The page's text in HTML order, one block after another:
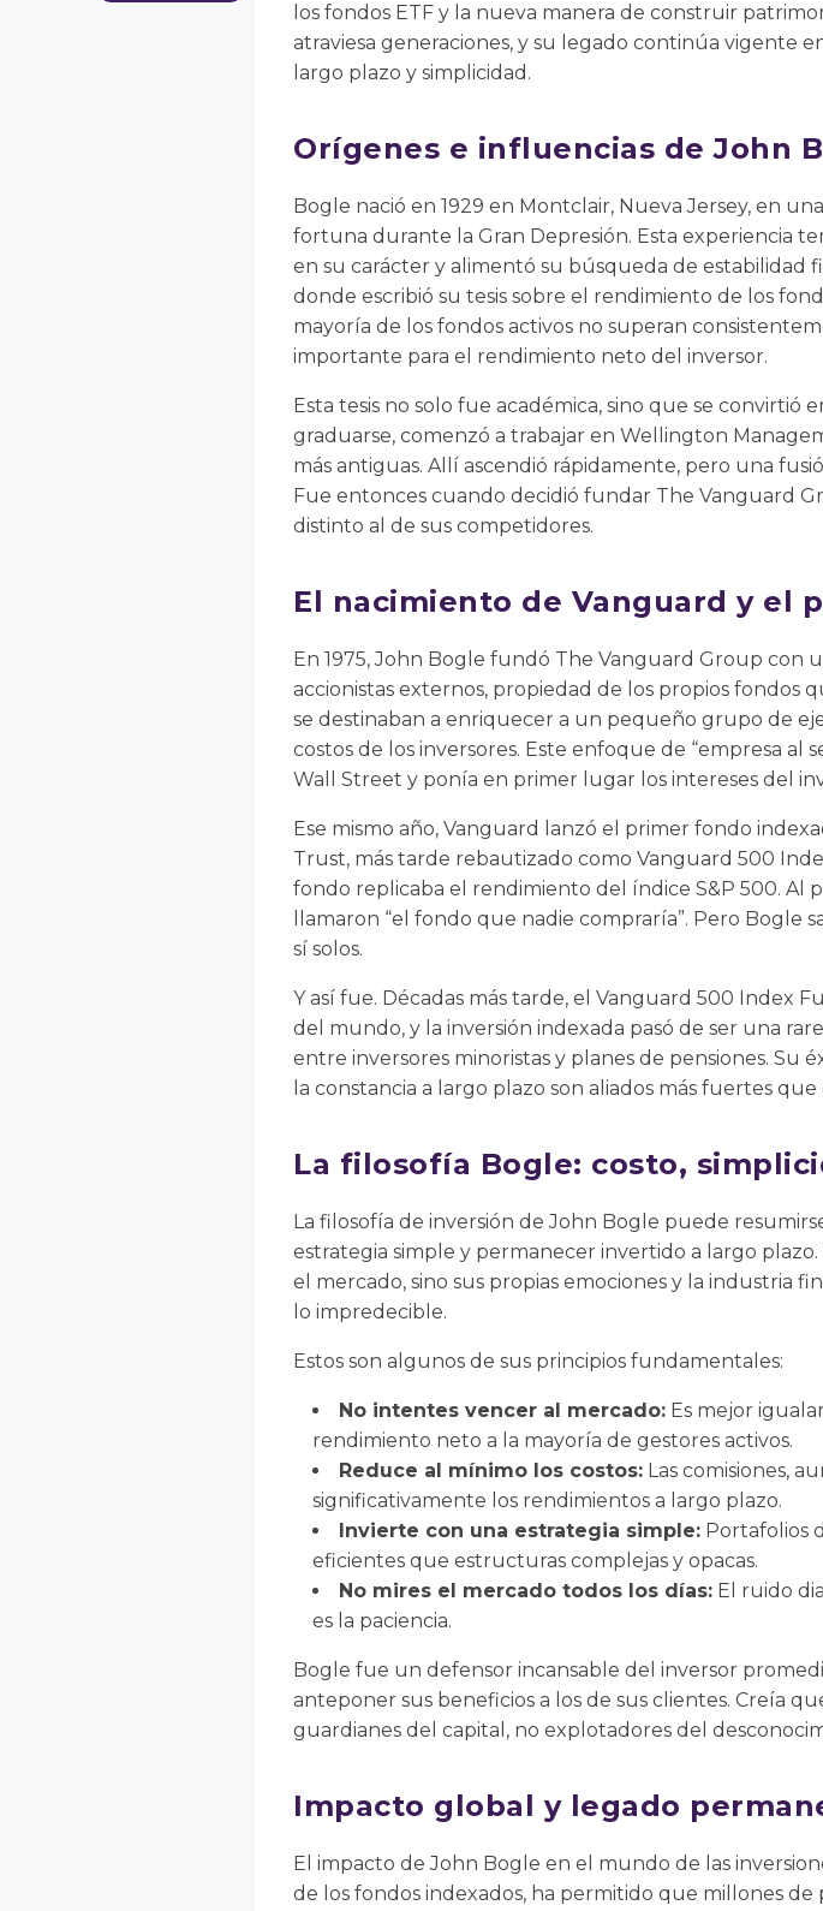
los fondos ETF y la nueva manera de construir
atraviesa generaciones, y su legado continúa vigente
largo plazo y simplicidad.
Orígenes e influencias de John
Bogle nació en 1929 en Montclair, Nueva Jersey, en
fortuna durante la Gran Depresión. Esta experiencia
en su carácter y alimentó su búsqueda de estabilidad
donde escribió su tesis sobre el rendimiento de los
mayoría de los fondos activos no superan
importante para el rendimiento neto del inversor.
Esta tesis no solo fue académica, sino que se
graduarse, comenzó a trabajar en Wellington
más antiguas. Allí ascendió rápidamente, pero una
Fue entonces cuando decidió fundar The Vanguard
distinto al de sus competidores.
El nacimiento de Vanguard y el
En 1975, John Bogle fundó The Vanguard Group con
accionistas externos, propiedad de los propios fondos
se destinaban a enriquecer a un pequeño grupo de
costos de los inversores. Este enfoque de “empresa
Wall Street y ponía en primer lugar los intereses del
Ese mismo año, Vanguard lanzó el primer fondo
Trust, más tarde rebautizado como Vanguard 500
fondo replicaba el rendimiento del índice S&P 500. Al
llamaron “el fondo que nadie compraría”. Pero
sí solos.
Y así fue. Décadas más tarde, el Vanguard 500 Index
del mundo, y la inversión indexada pasó de ser una
entre inversores minoristas y planes de pensiones. Su
la constancia a largo plazo son aliados más fuertes
La filosofía Bogle: costo,
La filosofía de inversión de John Bogle puede
estrategia simple y permanecer invertido a largo
el mercado, sino sus propias emociones y la industria
lo impredecible.
Estos son algunos de sus principios fundamentales:
No intentes vencer al mercado: Es mejor
rendimiento neto a la mayoría de gestores activos.
Reduce al mínimo los costos: Las comisiones,
significativamente los rendimientos a largo plazo.
Invierte con una estrategia simple: Portafolios
eficientes que estructuras complejas y opacas.
No mires el mercado todos los días: El ruido
es la paciencia.
Bogle fue un defensor incansable del inversor
anteponer sus beneficios a los de sus clientes. Creía
guardianes del capital, no explotadores del
Impacto global y legado
El impacto de John Bogle en el mundo de las
de los fondos indexados, ha permitido que millones